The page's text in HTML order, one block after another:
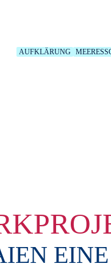
AUFKLÄRUNG
EINE